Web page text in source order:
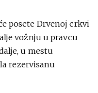
posete Drvenoj crkvi
vožnju u pravcu
u mestu
rezervisanu